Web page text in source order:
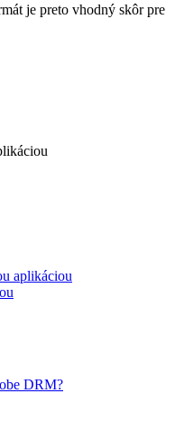
je preto vhodný skôr pre
aplikáciou
DRM?